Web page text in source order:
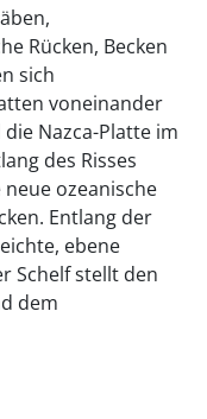
Rücken, Becken
sich
voneinander
Nazca-Platte im
des Risses
ozeanische
Entlang der
ebene
Schelf stellt den
dem